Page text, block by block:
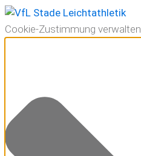
Cookie-Zustimmung verwalten